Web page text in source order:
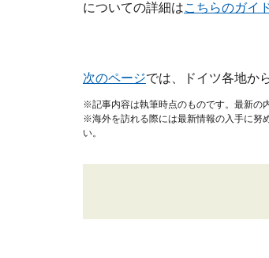
についての詳細はこちらのガイ
次のページでは、ドイツ各地か
※記事内容は執筆時点のものです。最新の
※海外を訪れる際には最新情報の入手に努
い。